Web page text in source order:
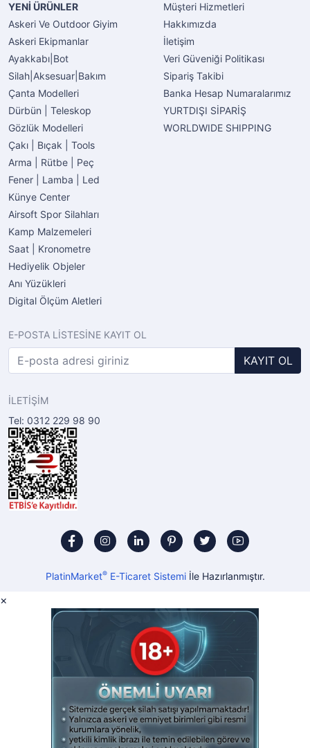
YENİ ÜRÜNLER
Askeri Ve Outdoor Giyim
Askeri Ekipmanlar
Ayakkabı|Bot
Silah|Aksesuar|Bakım
Çanta Modelleri
Dürbün | Teleskop
Gözlük Modelleri
Çakı | Bıçak | Tools
Arma | Rütbe | Peç
Fener | Lamba | Led
Künye Center
Airsoft Spor Silahları
Kamp Malzemeleri
Saat | Kronometre
Hediyelik Objeler
Anı Yüzükleri
Digital Ölçüm Aletleri
Müşteri Hizmetleri
Hakkımızda
İletişim
Veri Güveniği Politikası
Sipariş Takibi
Banka Hesap Numaralarımız
YURTDIŞI SİPARİŞ
WORLDWIDE SHIPPING
E-POSTA LİSTESİNE KAYIT OL
KAYIT OL
İLETİŞİM
Tel: 0312 229 98 90
PlatinMarket®E-Ticaret Sistemiİle Hazırlanmıştır.
×